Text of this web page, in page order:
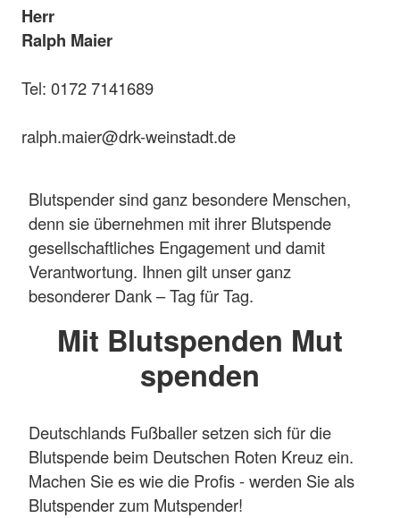
Herr
Ralph Maier
Tel: 0172 7141689
ralph.maier@drk-weinstadt.de
Blutspender sind ganz besondere Menschen,
denn sie übernehmen mit ihrer Blutspende
gesellschaftliches Engagement und damit
Verantwortung. Ihnen gilt unser ganz
besonderer Dank – Tag für Tag.
Mit Blutspenden Mut
spenden
Deutschlands Fußballer setzen sich für die
Blutspende beim Deutschen Roten Kreuz ein.
Machen Sie es wie die Profis - werden Sie als
Blutspender zum Mutspender!